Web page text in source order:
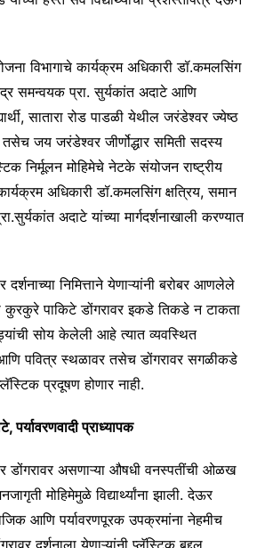
विभागाचे कार्यक्रम अधिकारी डॉ.कमलसिंग
समन्वयक प्रा. सुर्यकांत अदाटे आणि
सातारा रोड पाडळी येथील जरंडेश्वर ज्येष्ठ
जय जरंडेश्वर जीर्णोद्धार समिती सदस्य
निर्मूलन मोहिमेचे नेटके संयोजन राष्ट्रीय
अधिकारी डॉ.कमलसिंग क्षत्रिय, समान
अदाटे यांच्या मार्गदर्शनाखाली करण्यात
निमित्ताने येणाऱ्यांनी बरोबर आणलेले
कुरकुरे पाकिटे डोंगरावर इकडे तिकडे न टाकता
सोय केलेली आहे त्यात व्यवस्थित
पवित्र स्थळावर तसेच डोंगरावर सगळीकडे
प्रदूषण होणार नाही.
पर्यावरणवादी प्राध्यापक
डोंगरावर असणाऱ्या औषधी वनस्पतींची ओळख
मोहिमेमुळे विद्यार्थ्यांना झाली. देऊर
आणि पर्यावरणपूरक उपक्रमांना नेहमीच
दर्शनाला येणाऱ्यांनी प्लॅस्टिक बद्दल